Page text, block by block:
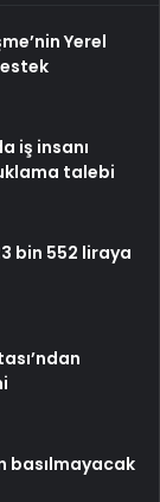
Yerel
iş insanı
talebi
bin 552 liraya
basılmayacak